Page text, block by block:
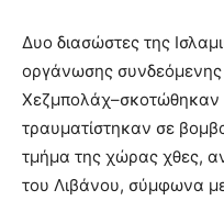
Δυο διασώστες της
οργάνωσης συνδεόμενης
Χεζμπολάχ–σκοτώθηκαν
τραυματίστηκαν σε
τμήμα της χώρας χθες,
του Λιβάνου, σύμφωνα